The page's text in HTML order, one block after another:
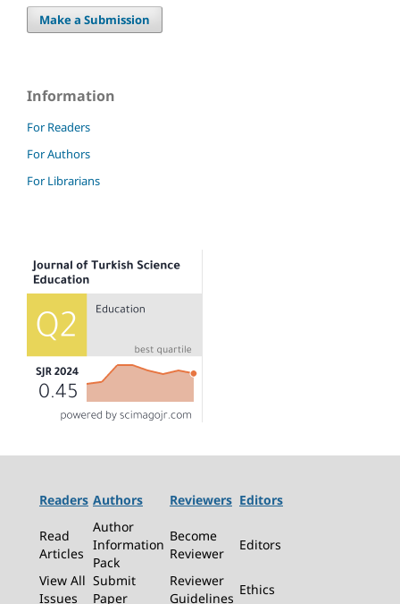
Make a Submission
Information
For Readers
For Authors
For Librarians
Readers Authors Reviewers Editors
Read
Articles
Author
Information
Pack
Become
Reviewer
Editors
View All
Issues
Submit
Paper
Reviewer
Guidelines
Ethics